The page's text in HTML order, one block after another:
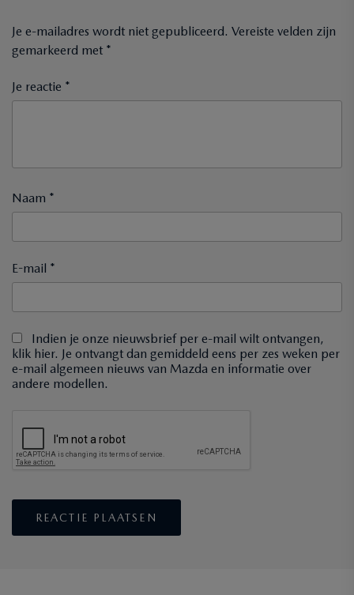
Je e-mailadres wordt niet gepubliceerd. Vereiste velden zijn
gemarkeerd met *
Je reactie *
Naam *
E-mail *
Indien je onze nieuwsbrief per e-mail wilt ontvangen,
klik hier. Je ontvangt dan gemiddeld eens per zes weken per
e-mail algemeen nieuws van Mazda en informatie over
andere modellen.